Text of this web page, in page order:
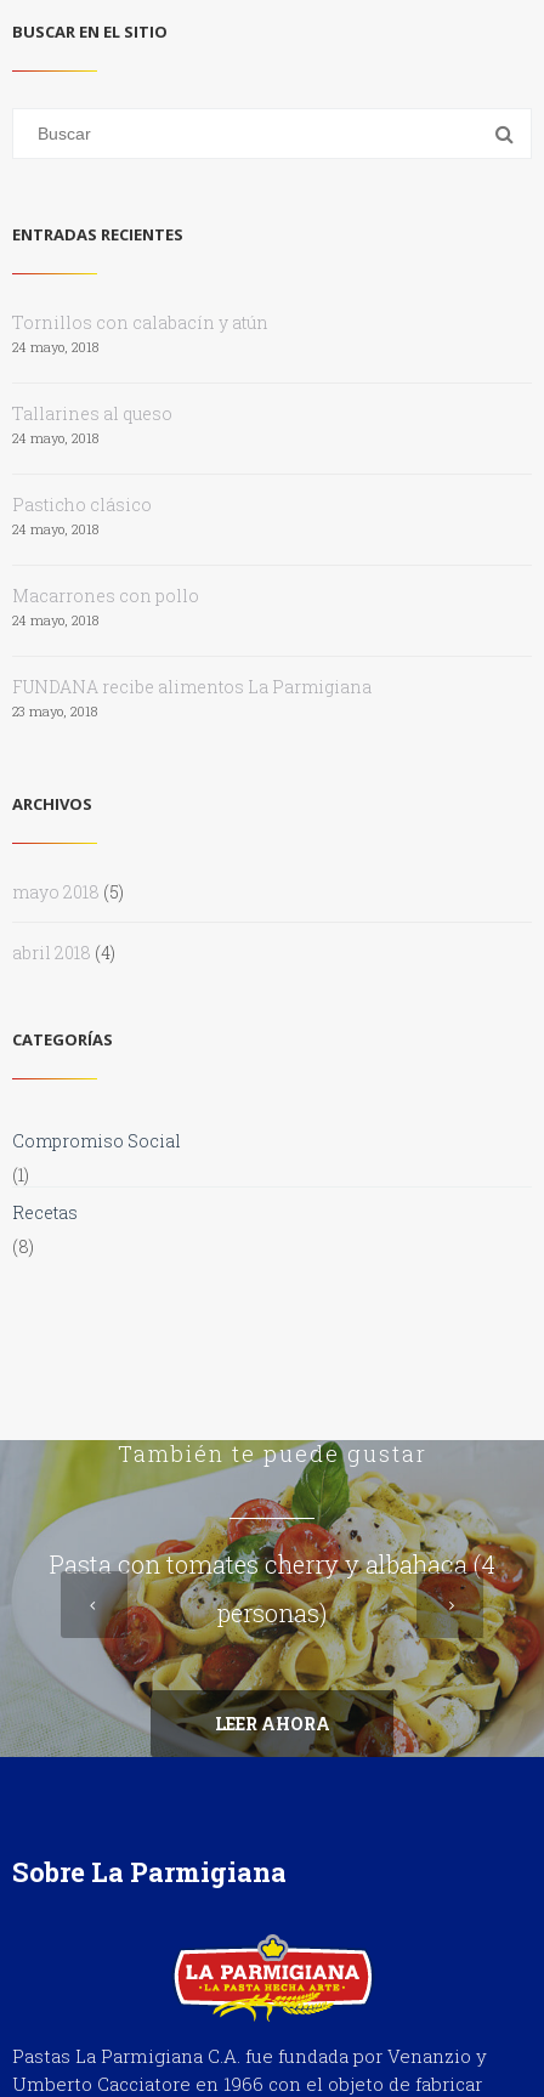
BUSCAR EN EL SITIO
ENTRADAS RECIENTES
Tornillos con calabacín y atún
24 mayo, 2018
Tallarines al queso
24 mayo, 2018
Pasticho clásico
24 mayo, 2018
Macarrones con pollo
24 mayo, 2018
FUNDANA recibe alimentos La Parmigiana
23 mayo, 2018
ARCHIVOS
mayo 2018 (5)
abril 2018 (4)
CATEGORÍAS
Compromiso Social
(1)
Recetas
(8)
También te puede gustar
Pasta con tomates cherry y albahaca (4
personas)
LEER AHORA
Sobre La Parmigiana
Pastas La Parmigiana C.A. fue fundada por Venanzio y
Umberto Cacciatore en 1966 con el objeto de fabricar